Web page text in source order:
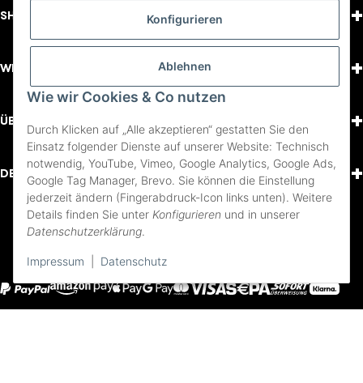
Konfigurieren
Ablehnen
Wie wir Cookies & Co nutzen
Durch Klicken auf „Alle akzeptieren“ gestatten Sie den
Einsatz folgender Dienste auf unserer Website: Technisch
notwendig, YouTube, Vimeo, Google Analytics, Google Ads,
Google Tag Manager, Brevo. Sie können die Einstellung
jederzeit ändern (Fingerabdruck-Icon links unten). Weitere
Details finden Sie unter Konfigurieren und in unserer
Datenschutzerklärung.
Impressum Datenschutz
SHOPPING +
WISSENSWERTES +
ÜBER UNS +
DEIN KONTO +
FOLGE UNS